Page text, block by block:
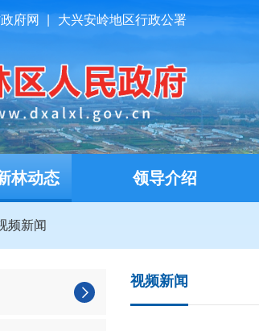
府网 大兴安岭地区行政公署
林动态 领导介绍
频新闻
视频新闻